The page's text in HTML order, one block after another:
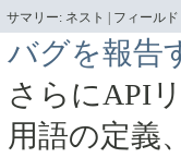
サマリー: ネスト | フィールド
バグを報告
さらにAPI
用語の定義